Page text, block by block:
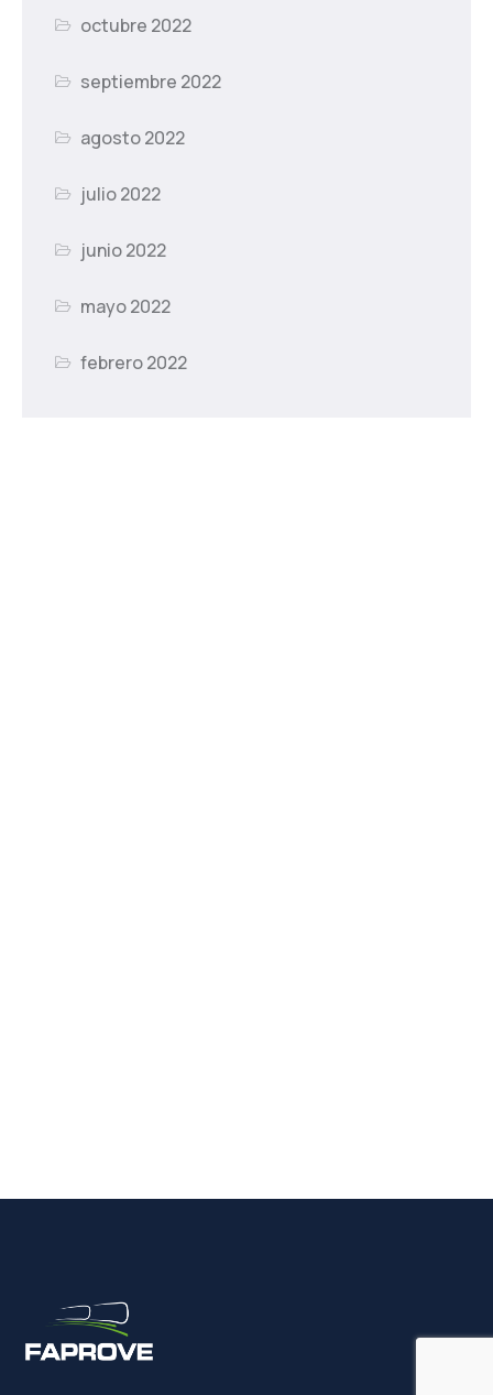
octubre 2022
septiembre 2022
agosto 2022
julio 2022
junio 2022
mayo 2022
febrero 2022